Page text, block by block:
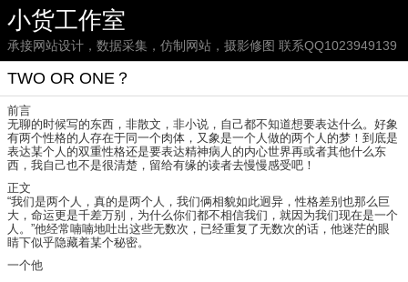
小货工作室
承接网站设计，数据采集，仿制网站，摄影修图 联系QQ1023949139
TWO OR ONE？
前言
无聊的时候写的东西，非散文，非小说，自己都不知道想要表达什么。好象
有两个性格的人存在于同一个肉体，又象是一个人做的两个人的梦！到底是
表达某个人的双重性格还是要表达精神病人的内心世界再或者其他什么东
西，我自己也不是很清楚，留给有缘的读者去慢慢感受吧！
正文
“我们是两个人，真的是两个人，我们俩相貌如此迥异，性格差别也那么巨
大，命运更是千差万别，为什么你们都不相信我们，就因为我们现在是一个
人。”他经常喃喃地吐出这些无数次，已经重复了无数次的话，他迷茫的眼
睛下似乎隐藏着某个秘密。
一个他